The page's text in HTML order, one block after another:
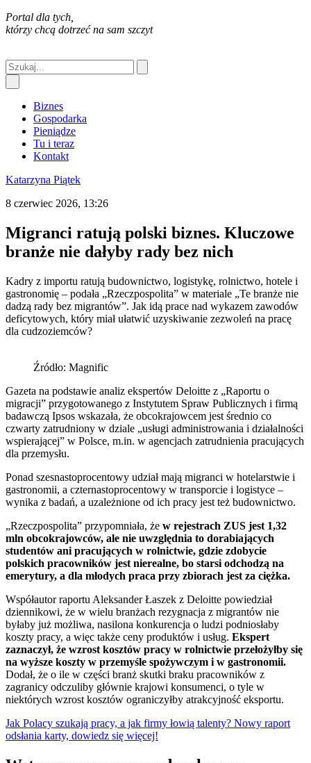
Portal dla tych,
którzy chcą dotrzeć na sam szczyt
Biznes
Gospodarka
Pieniądze
Tu i teraz
Kontakt
Katarzyna Piątek
8 czerwiec 2026, 13:26
Migranci ratują polski biznes. Kluczowe
branże nie dałyby rady bez nich
Kadry z importu ratują budownictwo, logistykę, rolnictwo, hotele i
gastronomię – podała „Rzeczpospolita” w materiale „Te branże nie
dadzą rady bez migrantów”. Jak idą prace nad wykazem zawodów
deficytowych, który miał ułatwić uzyskiwanie zezwoleń na pracę
dla cudzoziemców?
Źródło: Magnific
Gazeta na podstawie analiz ekspertów Deloitte z „Raportu o
migracji” przygotowanego z Instytutem Spraw Publicznych i firmą
badawczą Ipsos wskazała, że obcokrajowcem jest średnio co
czwarty zatrudniony w dziale „usługi administrowania i działalności
wspierającej” w Polsce, m.in. w agencjach zatrudnienia pracujących
dla przemysłu.
Ponad szesnastoprocentowy udział mają migranci w hotelarstwie i
gastronomii, a czternastoprocentowy w transporcie i logistyce –
wynika z badań, a uzależnione od ich pracy jest też budownictwo.
„Rzeczpospolita” przypomniała, że w rejestrach ZUS jest 1,32
mln obcokrajowców, ale nie uwzględnia to dorabiających
studentów ani pracujących w rolnictwie, gdzie zdobycie
polskich pracowników jest nierealne, bo starsi odchodzą na
emerytury, a dla młodych praca przy zbiorach jest za ciężka.
Współautor raportu Aleksander Łaszek z Deloitte powiedział
dziennikowi, że w wielu branżach rezygnacja z migrantów nie
byłaby już możliwa, nasilona konkurencja o ludzi podniosłaby
koszty pracy, a więc także ceny produktów i usług. Ekspert
zaznaczył, że wzrost kosztów pracy w rolnictwie przełożyłby się
na wyższe koszty w przemyśle spożywczym i w gastronomii.
Dodał, że o ile w części branż skutki braku pracowników z
zagranicy odczuliby głównie krajowi konsumenci, o tyle w
niektórych wzrost kosztów ograniczyłby atrakcyjność eksportu.
Jak Polacy szukają pracy, a jak firmy łowią talenty? Nowy raport
odsłania karty, dowiedz się więcej!